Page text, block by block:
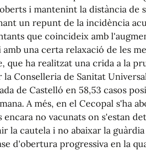
i mantenint la distància de
un repunt de la incidència
que coincideix amb
una certa relaxació de les
que ha realitzat una crida a la
la Conselleria de Sanitat
de Castelló en 58,53 casos
A més, en el Cecopal s'ha
encara no vacunats on s'estan
la cautela i no abaixar la
d'obertura progressiva en la